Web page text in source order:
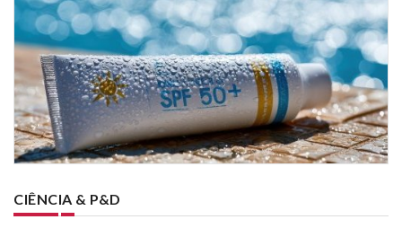
CIÊNCIA & P&D